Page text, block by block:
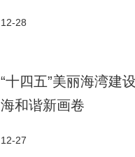
12-28
“十四五”美丽海湾建
海和谐新画卷
12-27